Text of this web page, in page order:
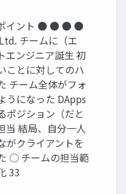
ポイント ● ● ● ●
チームに（エ
エンジニア誕⽣ 初
ことに対してのハ
チーム全体がフォ
うになった DApps
ポジション（だと
当 結局、⾃分⼀⼈
がクライアントを
○ チームの担当範
33